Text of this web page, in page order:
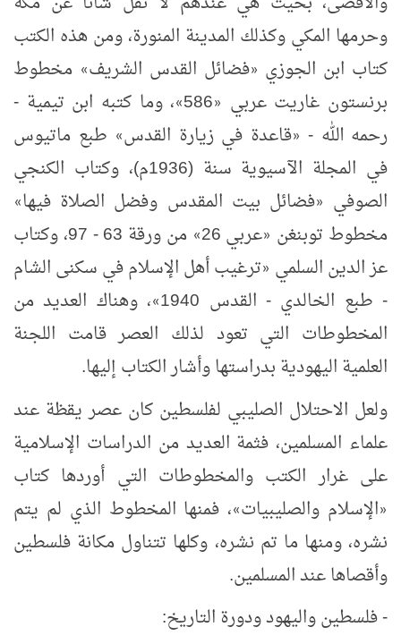
وحرمها المكي وكذلك المدينة المنورة، ومن هذه الكتب
كتاب ابن الجوزي «فضائل القدس الشريف» مخطوط
برنستون غاريت عربي
«
586
»، وما كتبه ابن تيمية -
رحمه الله - «قاعدة في زيارة القدس» طبع ماتيوس
في المجلة الآسيوية سنة (1936م)، وكتاب الكنجي
الصوفي
«فضائل بيت المقدس وفضل الصلاة فيها»
مخطوط توبنغن «عربي 26 »
من ورقة 63 - 97، وكتاب
عز الدين السلمي «ترغيب أهل الإسلام في سكنى الشام
- طبع الخالدي - القدس 1940
»، وهناك العديد من
المخطوطات التي تعود لذلك العصر قامت اللجنة
العلمية اليهودية بدراستها وأشار الكتاب إليها.
ولعل الاحتلال الصليبي لفلسطين كان عصر يقظة عند
علماء المسلمين، فثمة العديد من الدراسات الإسلامية
على غرار الكتب والمخطوطات التي أوردها كتاب
«الإسلام والصليبيات»، فمنها المخطوط الذي لم يتم
نشره، ومنها ما تم نشره، وكلها تتناول مكانة فلسطين
وأقصاها عند المسلمين.
- فلسطين واليهود ودورة التاريخ: